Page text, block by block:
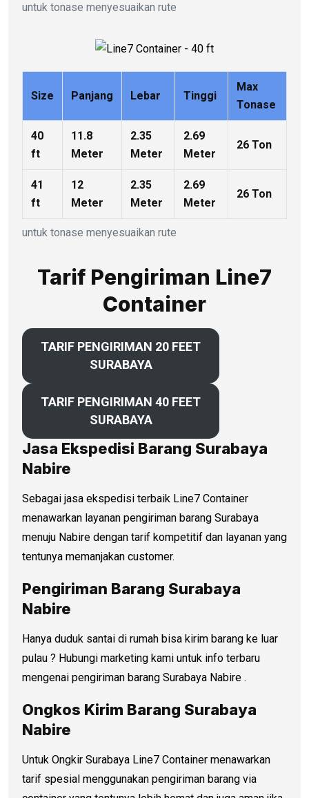
untuk tonase menyesuaikan rute
untuk tonase menyesuaikan rute
Size Panjang Lebar Tinggi
Max
Tonase
40
ft
11.8
Meter
2.35
Meter
2.69
Meter
26 Ton
41
ft
12
Meter
2.35
Meter
2.69
Meter
26 Ton
Tarif Pengiriman Line7
Container
TARIF PENGIRIMAN 20 FEET
SURABAYA
TARIF PENGIRIMAN 40 FEET
SURABAYA
Jasa Ekspedisi Barang Surabaya
Nabire
Sebagai jasa ekspedisi terbaik Line7 Container
menawarkan layanan pengiriman barang Surabaya
menuju Nabire dengan tarif kompetitif dan layanan yang
tentunya memanjakan customer.
Pengiriman Barang Surabaya
Nabire
Hanya duduk santai di rumah bisa kirim barang ke luar
pulau ? Hubungi marketing kami untuk info terbaru
mengenai pengiriman barang Surabaya Nabire .
Ongkos Kirim Barang Surabaya
Nabire
Untuk Ongkir Surabaya Line7 Container menawarkan
tarif spesial menggunakan pengiriman barang via